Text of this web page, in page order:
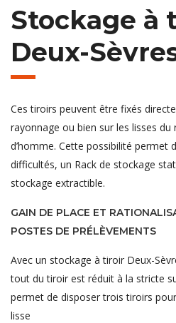
Stockage à
Deux-
Ces tiroirs peuvent être fixés
rayonnage ou bien sur les lisses
d’homme. Cette possibilité permet
difficultés, un Rack de stockage
stockage extractible.
GAIN DE PLACE ET
POSTES DE PRÉLÈVEMENTS
Avec un stockage à tiroir Deux-
tout du tiroir est réduit à la stricte
permet de disposer trois tiroirs
lisse